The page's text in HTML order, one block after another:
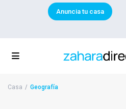
Anuncia tu casa
Casa Geografía